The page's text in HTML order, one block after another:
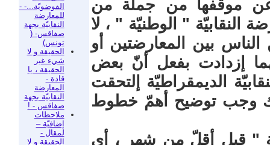
الفوضويّة...- -
للمعارضة
النقابيّة بجهة
صفاقس- (
تونس)
الحقيقة و لا
شيء غير
الحقيقة ، يا
قادة -
المعارضة
النقابيّة بجهة
صفاقس - !
ملاحظات
إضافيّة –
لمقال -
الحقيقة و لا
موقفها من جملة من
النقابيّة " الوطنيّة " ، لا
بين المعارضتين أو
إزدادت بفعل أنّ بعض
الديمقراطيّة إلتحقت
وجب توضيح أهمّ خطوط
" قبل أقلّ من شهر ، أي